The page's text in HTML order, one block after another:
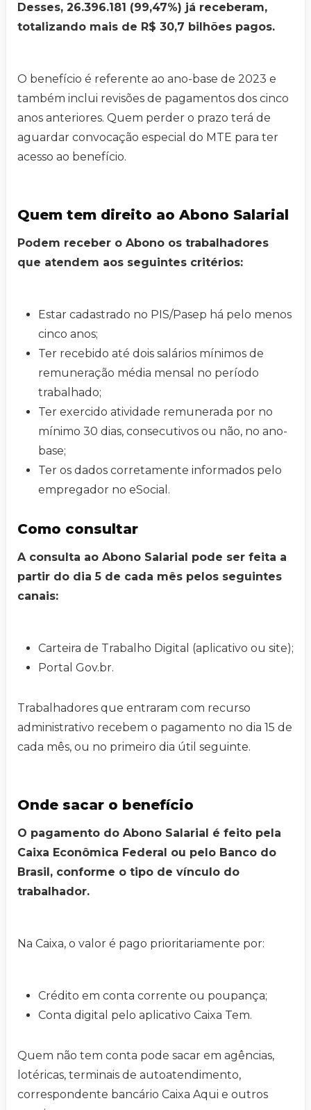
Desses, 26.396.181 (99,47%) já receberam,
totalizando mais de R$ 30,7 bilhões pagos.
O benefício é referente ao ano-base de 2023 e
também inclui revisões de pagamentos dos cinco
anos anteriores. Quem perder o prazo terá de
aguardar convocação especial do MTE para ter
acesso ao benefício.
Quem tem direito ao Abono Salarial
Podem receber o Abono os trabalhadores
que atendem aos seguintes critérios:
Estar cadastrado no PIS/Pasep há pelo menos
cinco anos;
Ter recebido até dois salários mínimos de
remuneração média mensal no período
trabalhado;
Ter exercido atividade remunerada por no
mínimo 30 dias, consecutivos ou não, no ano-
base;
Ter os dados corretamente informados pelo
empregador no eSocial.
Como consultar
A consulta ao Abono Salarial pode ser feita a
partir do dia 5 de cada mês pelos seguintes
canais:
Carteira de Trabalho Digital (aplicativo ou site);
Portal Gov.br.
Trabalhadores que entraram com recurso
administrativo recebem o pagamento no dia 15 de
cada mês, ou no primeiro dia útil seguinte.
Onde sacar o benefício
O pagamento do Abono Salarial é feito pela
Caixa Econômica Federal ou pelo Banco do
Brasil, conforme o tipo de vínculo do
trabalhador.
Na Caixa, o valor é pago prioritariamente por:
Crédito em conta corrente ou poupança;
Conta digital pelo aplicativo Caixa Tem.
Quem não tem conta pode sacar em agências,
lotéricas, terminais de autoatendimento,
correspondente bancário Caixa Aqui e outros